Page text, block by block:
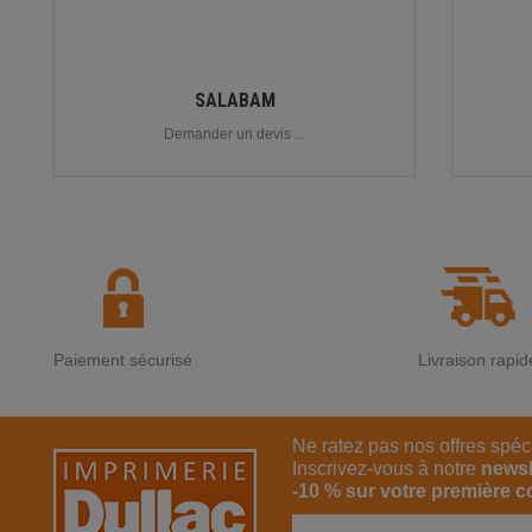
SALABAM
Demander un devis ...
Paiement sécurisé Livraison
Ne ratez pas nos offres
Inscrivez-vous à notre
-10 % sur votre première